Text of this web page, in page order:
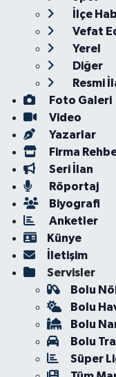
İlçe
Vefat
Yerel
Diğer
Resmi
Foto Galeri
Video
Yazarlar
Firma
Seri İlan
Röportaj
Biyografi
Anketler
Künye
İletişim
Servisler
Bolu
Bolu
Bolu
Bolu
Süper